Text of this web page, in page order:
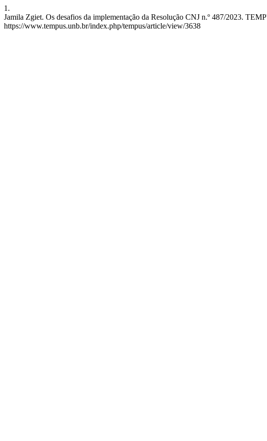
1.
Jamila Zgiet. Os desafios da implementação da Resolução CNJ n.º 487/2023.
https://www.tempus.unb.br/index.php/tempus/article/view/3638